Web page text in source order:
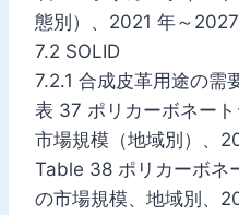
態別）、2021 年～
7.2 SOLID
7.2.1 合成皮革用途の需
表 37 ポリカーボネー
市場規模（地域別）、
Table 38 ポリカーボネ
の市場規模、地域別、